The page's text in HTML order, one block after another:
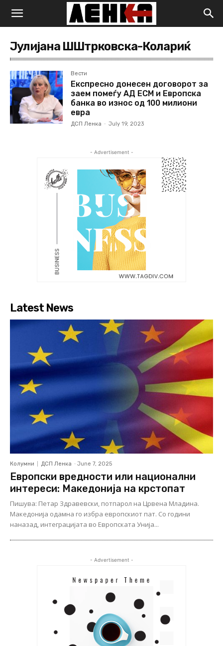
Јулијана ШШтрковска-Колариќ
Вести
Експресно донесен договорот за
заем помеѓу АД ЕСМ и Европска
банка во износ од 100 милиони
евра
ДСП Ленка - July 19, 2023
- Advertisement -
Latest News
Колумни ДСП Ленка - June 7, 2025
Европски вредности или национални
интереси: Македонија на крстопат
Пишува: Петар Здравевски, потпарол на Црвена Младина.
Македонија одамна го избра европскиот пат. Со години
наназад, интеграцијата во Европската Унија...
- Advertisement -